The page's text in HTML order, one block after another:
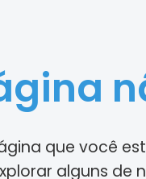
que você
alguns de